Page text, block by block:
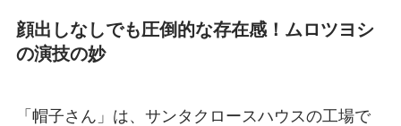
顔出しなしでも圧倒的な存在感！ムロツヨシ
の演技の妙
「帽子さん」は、サンタクロースハウスの工場で